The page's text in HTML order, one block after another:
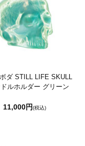
ダ STILL LIFE SKULL
ルホルダー グリーン
11,000円(税込)